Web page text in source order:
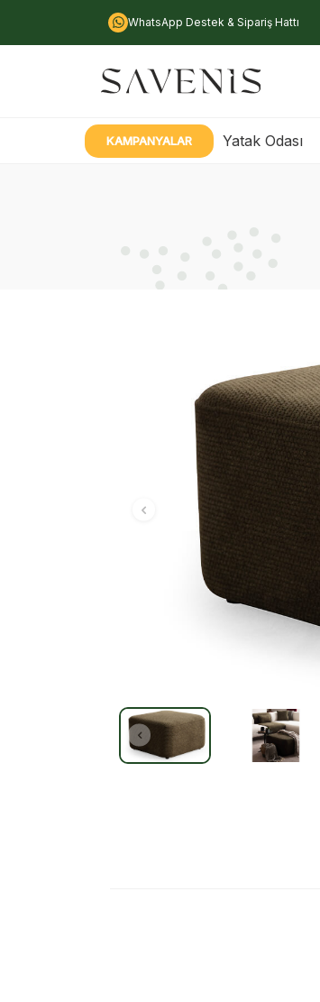
WhatsApp Destek & Sipariş Hattı
KAMPANYALAR Yatak Odası